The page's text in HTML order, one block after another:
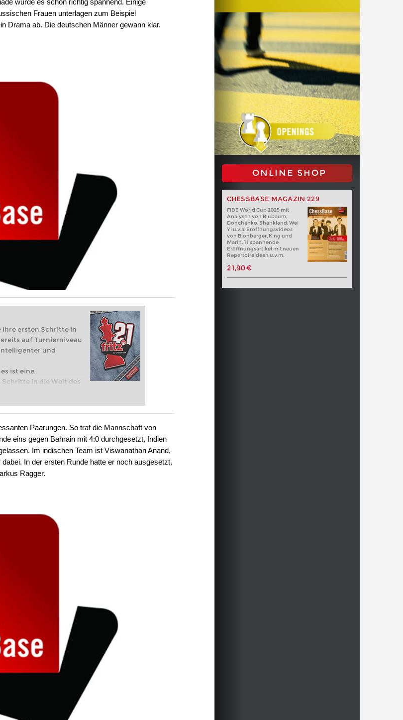
Frauen unterlagen zum Beispiel
Drama ab. Die deutschen Männer gewann klar.
Ihre ersten Schritte in
auf Turnierniveau
und
ist eine
in die Welt des
spielen: Mit
ONLINE SHOP
CHESSBASE MAGAZIN 229
FIDE World Cup 2025 mit
Analysen von Blübaum,
Donchenko, Shankland, Wei
Yi u.v.a. Eröffnungsvideos
von Blohberger, King und
Marin. 11 spannende
Eröffnungsartikel mit neuen
Repertoireideen u.v.m.
21,90 €
Paarungen. So traf die Mannschaft von
eins gegen Bahrain mit 4:0 durchgesetzt, Indien
Im indischen Team ist Viswanathan Anand,
In der ersten Runde hatte er noch ausgesetzt,
Ragger.